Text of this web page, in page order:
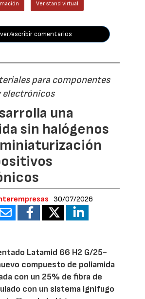
Ver stand virtual
ver/escribir comentarios
para componentes
electrónicos
una
sin halógenos
30/07/2026
Latamid 66 H2 G/25-
compuesto de poliamida
con un 25% de fibra de
con un sistema ignífugo